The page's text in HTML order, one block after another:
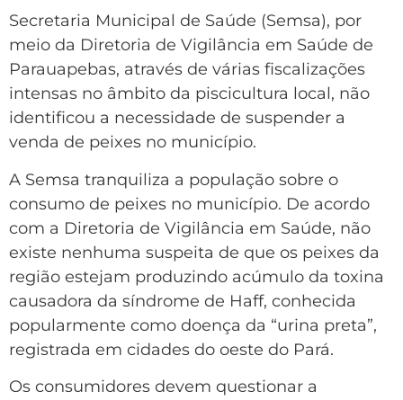
Secretaria Municipal de Saúde (Semsa), por
meio da Diretoria de Vigilância em Saúde de
Parauapebas, através de várias fiscalizações
intensas no âmbito da piscicultura local, não
identificou a necessidade de suspender a
venda de peixes no município.
A Semsa tranquiliza a população sobre o
consumo de peixes no município. De acordo
com a Diretoria de Vigilância em Saúde, não
existe nenhuma suspeita de que os peixes da
região estejam produzindo acúmulo da toxina
causadora da síndrome de Haff, conhecida
popularmente como doença da “urina preta”,
registrada em cidades do oeste do Pará.
Os consumidores devem questionar a